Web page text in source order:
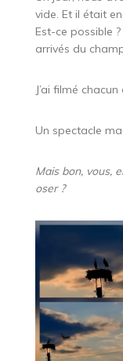
vide. Et il était
Est-ce possible
arrivés du
J’ai filmé
Un spectacle
Mais bon, vous,
oser ?